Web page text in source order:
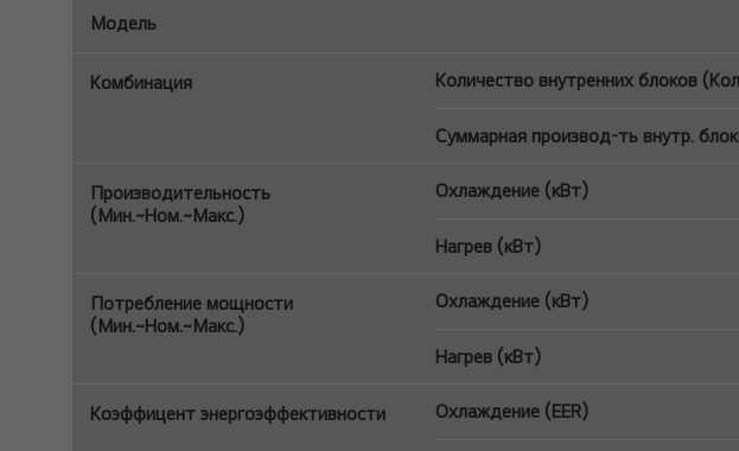
Модель
Комбинация Количество внутренних блоков
Суммарная производ-ть внутр.
Производительность
(Мин.~Ном.~Макс.)
Охлаждение (кВт)
Нагрев (кВт)
Потребление мощности
(Мин.~Ном.~Макс.)
Охлаждение (кВт)
Нагрев (кВт)
Коэффицент энергоэффективности Охлаждение (EER)